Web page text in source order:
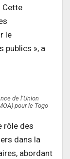
Cette
le
publics », a
de l’Union
pour le Togo
rôle des
dans la
abordant